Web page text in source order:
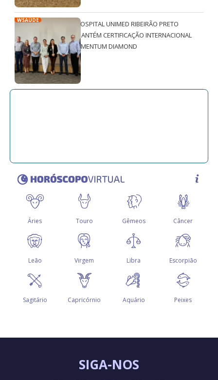
WSAÚDE
HOSPITAL UNIMED RIBEIRÃO PRETO
MANTÉM CERTIFICAÇÃO INTERNACIONAL
QMENTUM DIAMOND
SIGA-NOS